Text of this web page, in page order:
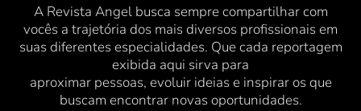
A Revista Angel busca sempre compartilhar com
vocês a trajetória dos mais diversos profissionais em
suas diferentes especialidades. Que cada reportagem
exibida aqui sirva para
aproximar pessoas, evoluir ideias e inspirar os que
buscam encontrar novas oportunidades.